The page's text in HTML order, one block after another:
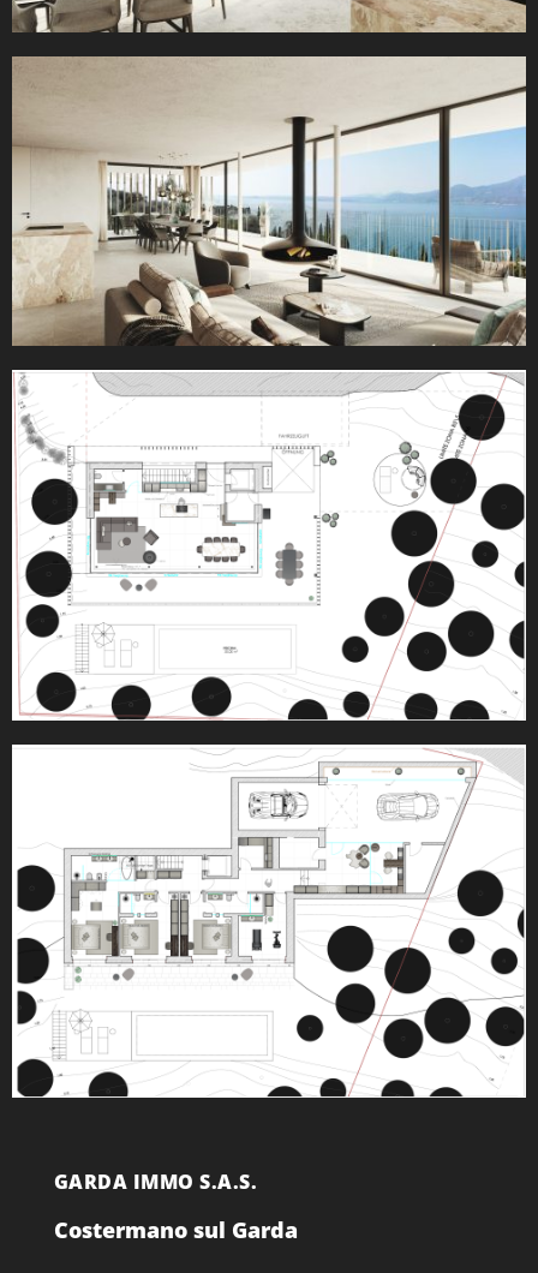
GARDA IMMO S.A.S.
Costermano sul Garda